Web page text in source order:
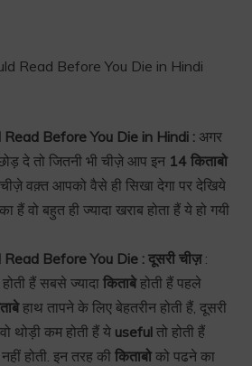
Before You Die in Hindi : अगर
दे तो जितनी भी चीज़े आप इन 14 किताबो
वक़्त आपको वैसे ही सिखा देगा पर देखिये
हैं वो बहुत ही ज्यादा खराब होता हैं ये हो गयी
Before You Die : दूसरी चीज़:
हैं सबसे ज्यादा किताबेहोती हैं पहले
हाथ तापने के लिए बेहतरीन होती हैं, दूसरी
थोड़ी कम होती हैं ये useful तो होती हैं
होती. इन तरह की किताबोको पढने का